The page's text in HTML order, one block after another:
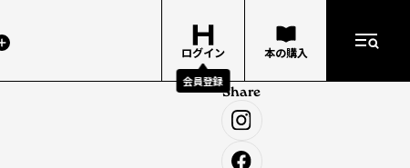
ログイン
会員登録
本の購入
Share